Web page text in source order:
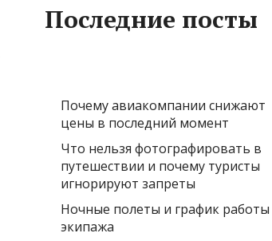
Последние посты
Почему авиакомпании снижают
цены в последний момент
Что нельзя фотографировать в
путешествии и почему туристы
игнорируют запреты
Ночные полеты и график работы
экипажа